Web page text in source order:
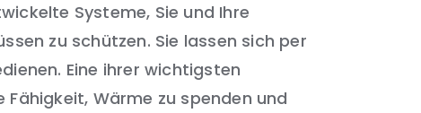
Systeme, Sie und Ihre
zu schützen. Sie lassen sich per
Eine ihrer wichtigsten
Wärme zu spenden und